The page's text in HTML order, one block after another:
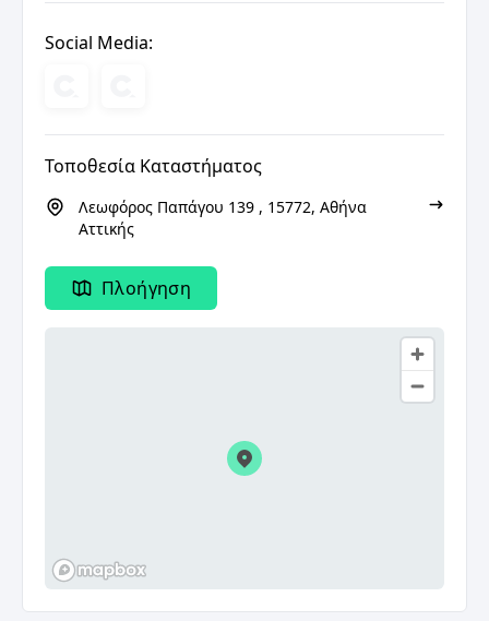
Social Media:
Τοποθεσία Καταστήματος
Λεωφόρος Παπάγου 139 , 15772, Αθήνα
Αττικής
Πλοήγηση